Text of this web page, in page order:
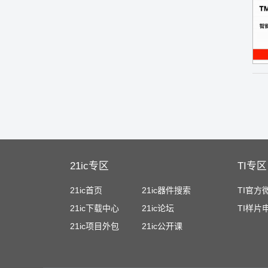
21ic专区
21ic首页
21ic器件搜索
21ic下载中心
21ic论坛
21ic项目外包
21ic公开课
TI专区
TI官方
TI样片